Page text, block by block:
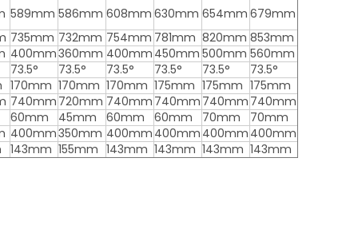
589mm 586mm 608mm 630mm 654mm 679mm
735mm 732mm 754mm 781mm 820mm 853mm
400mm360mm 400mm 450mm 500mm 560mm
73.5°
73.5° 73.5° 73.5° 73.5°
73.5°
170mm 170mm 170mm 175mm 175mm 175mm
740mm 720mm 740mm 740mm 740mm 740mm
60mm
45mm 60mm 60mm 70mm
70mm
400mm350mm 400mm 400mm 400mm 400mm
143mm 155mm 143mm 143mm 143mm 143mm